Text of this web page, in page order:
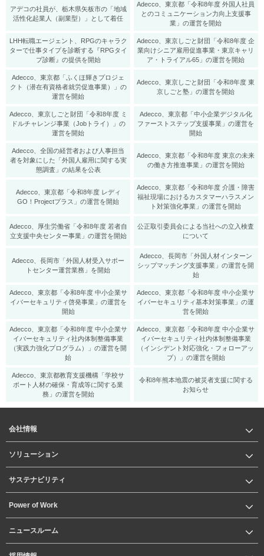
アデコの社員が、栃木県矢板市の「地域
活性化起業人（副業型）」として着任
Adecco、東京都「令和8年度 外国人社員
とのコミュニケーション力向上支援事
業」の運営を開始
LHH転職エージェント、RPGのキャラク
ターで仕事タイプを診断する『RPGタイ
プ診断』の提供を開始
Adecco、東京しごと財団「令和8年度 企
業向けシニア雇用促進事業・東京キャリ
ア・トライアル65」の運営を開始
Adecco、東京都「ふくほ輝きプロジェ
クト（潜在有資格者就労促進事業）」の
運営を開始
Adecco、東京しごと財団「令和8年度 東
京しごと塾」の運営を開始
Adecco、東京しごと財団「令和8年度 ミ
ドルチャレンジ事業（Jobトライ）」の
運営を開始
Adecco、東京都「中小企業デジタル化
ファーストステップ支援事業」の運営を
開始
Adecco、全国の経営者および人事担当
者を対象にした「外国人雇用に関する実
態調査」の結果を公表
Adecco、東京都「令和8年度 東京の未来
の働き方推進事業」の運営を開始
Adecco、東京都「令和8年度 レディ
GO！Projectプラス」の運営を開始
Adecco、東京都「令和8年度 介護・障害
福祉現場におけるカスタマーハラスメン
ト対策強化事業」の運営を開始
Adecco、厚生労働省「令和8年度 若者自
立支援中央センター事業」の運営を開始
公正取引委員会による当社への立入検査
について
Adecco、長岡市「外国人材受入サポー
トセンター運営業務」を開始
Adecco、長岡市「外国人材インターン
シップマッチング支援事業」の運営を開
始
Adecco、東京都「令和8年度 中小企業サ
イバーセキュリティ啓発事業」の運営を
開始
Adecco、東京都「令和8年度 中小企業サ
イバーセキュリティ基本対策事業」の運
営を開始
Adecco、東京都「令和8年度 中小企業サ
イバーセキュリティ社内体制整備事業
（実践力強化プログラム）」の運営を開
始
Adecco、東京都「令和8年度 中小企業サ
イバーセキュリティ社内体制整備事業
（インシデント対応強化・フォローアッ
プ）」の運営を開始
Adecco、東京都教育支援機構「学校サ
ポート人材の確保・育成等に関する業
務」の運営を開始
令和8年熊本地震の被災者支援に関する
お知らせ
会社情報
ソリューション
サステナビリティ
Power of Work
ニュースルーム